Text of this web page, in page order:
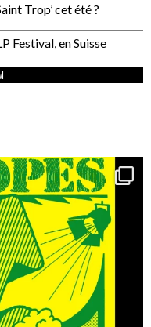
Trop’ cet été ?
Festival, en Suisse